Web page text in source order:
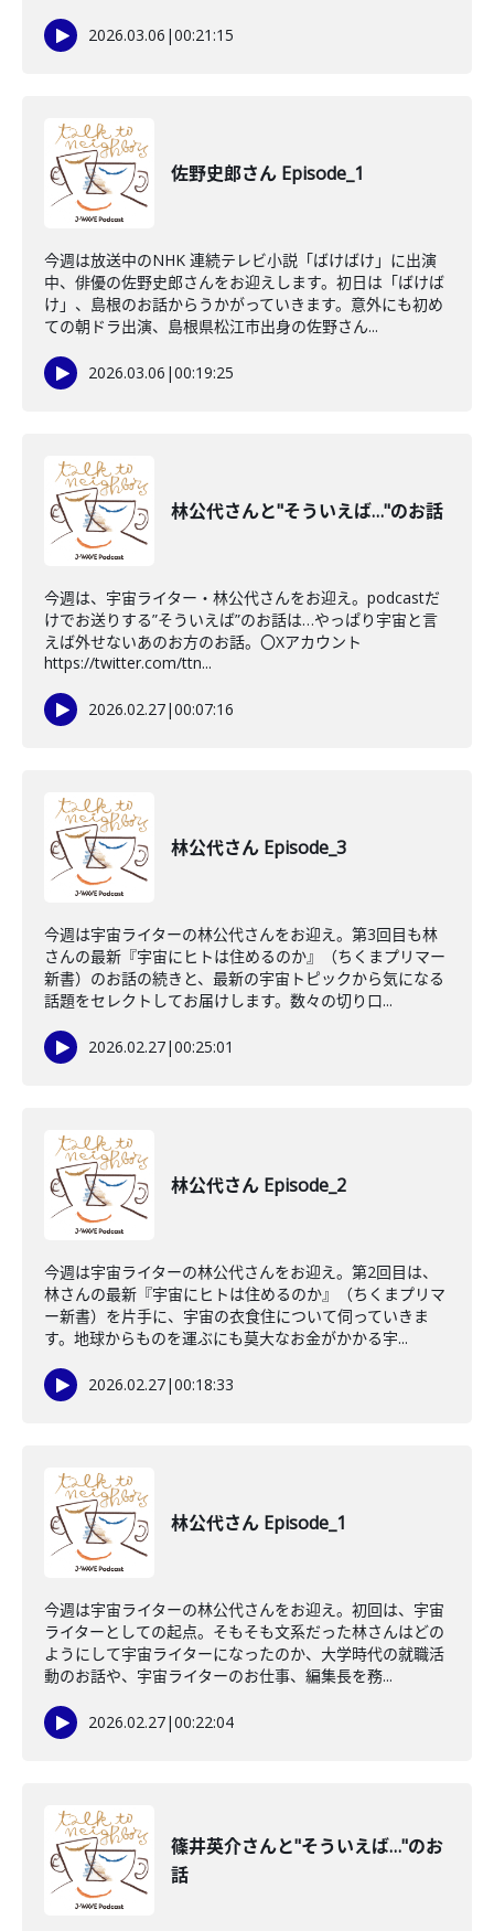
2026.03.06 |00:21:15
佐野史郎さん Episode_1
今週は放送中のNHK 連続テレビ小説「ばけばけ」に出演
中、俳優の佐野史郎さんをお迎えします。初日は「ばけば
け」、島根のお話からうかがっていきます。意外にも初め
ての朝ドラ出演、島根県松江市出身の佐野さん...
2026.03.06 |00:19:25
林公代さんと"そういえば…"のお話
今週は、宇宙ライター・林公代さんをお迎え。podcastだ
けでお送りする”そういえば”のお話は…やっぱり宇宙と言
えば外せないあのお方のお話。〇Xアカウント
https://twitter.com/ttn...
2026.02.27|00:07:16
林公代さん Episode_3
今週は宇宙ライターの林公代さんをお迎え。第3回目も林
さんの最新『宇宙にヒトは住めるのか』（ちくまプリマー
新書）のお話の続きと、最新の宇宙トピックから気になる
話題をセレクトしてお届けします。数々の切り口...
2026.02.27|00:25:01
林公代さん Episode_2
今週は宇宙ライターの林公代さんをお迎え。第2回目は、
林さんの最新『宇宙にヒトは住めるのか』（ちくまプリマ
ー新書）を片手に、宇宙の衣食住について伺っていきま
す。地球からものを運ぶにも莫大なお金がかかる宇...
2026.02.27|00:18:33
林公代さん Episode_1
今週は宇宙ライターの林公代さんをお迎え。初回は、宇宙
ライターとしての起点。そもそも文系だった林さんはどの
ようにして宇宙ライターになったのか、大学時代の就職活
動のお話や、宇宙ライターのお仕事、編集長を務...
2026.02.27|00:22:04
篠井英介さんと"そういえば…"のお
話